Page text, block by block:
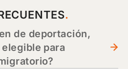
de deportación,
para